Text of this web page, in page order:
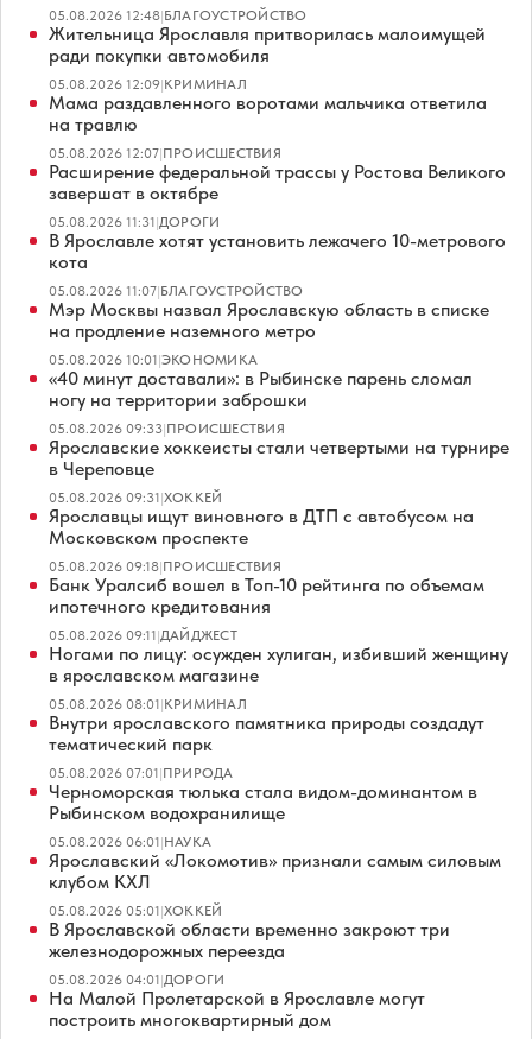
05.08.2026 12:48|БЛАГОУСТРОЙСТВО
Жительница Ярославля притворилась малоимущей
ради покупки автомобиля
05.08.2026 12:09|КРИМИНАЛ
Мама раздавленного воротами мальчика ответила
на травлю
05.08.2026 12:07|ПРОИСШЕСТВИЯ
Расширение федеральной трассы у Ростова Великого
завершат в октябре
05.08.2026 11:31|ДОРОГИ
В Ярославле хотят установить лежачего 10-метрового
кота
05.08.2026 11:07|БЛАГОУСТРОЙСТВО
Мэр Москвы назвал Ярославскую область в списке
на продление наземного метро
05.08.2026 10:01|ЭКОНОМИКА
«40 минут доставали»: в Рыбинске парень сломал
ногу на территории заброшки
05.08.2026 09:33|ПРОИСШЕСТВИЯ
Ярославские хоккеисты стали четвертыми на турнире
в Череповце
05.08.2026 09:31|ХОККЕЙ
Ярославцы ищут виновного в ДТП с автобусом на
Московском проспекте
05.08.2026 09:18|ПРОИСШЕСТВИЯ
Банк Уралсиб вошел в Топ-10 рейтинга по объемам
ипотечного кредитования
05.08.2026 09:11|ДАЙДЖЕСТ
Ногами по лицу: осужден хулиган, избивший женщину
в ярославском магазине
05.08.2026 08:01|КРИМИНАЛ
Внутри ярославского памятника природы создадут
тематический парк
05.08.2026 07:01|ПРИРОДА
Черноморская тюлька стала видом-доминантом в
Рыбинском водохранилище
05.08.2026 06:01|НАУКА
Ярославский «Локомотив» признали самым силовым
клубом КХЛ
05.08.2026 05:01|ХОККЕЙ
В Ярославской области временно закроют три
железнодорожных переезда
05.08.2026 04:01|ДОРОГИ
На Малой Пролетарской в Ярославле могут
построить многоквартирный дом